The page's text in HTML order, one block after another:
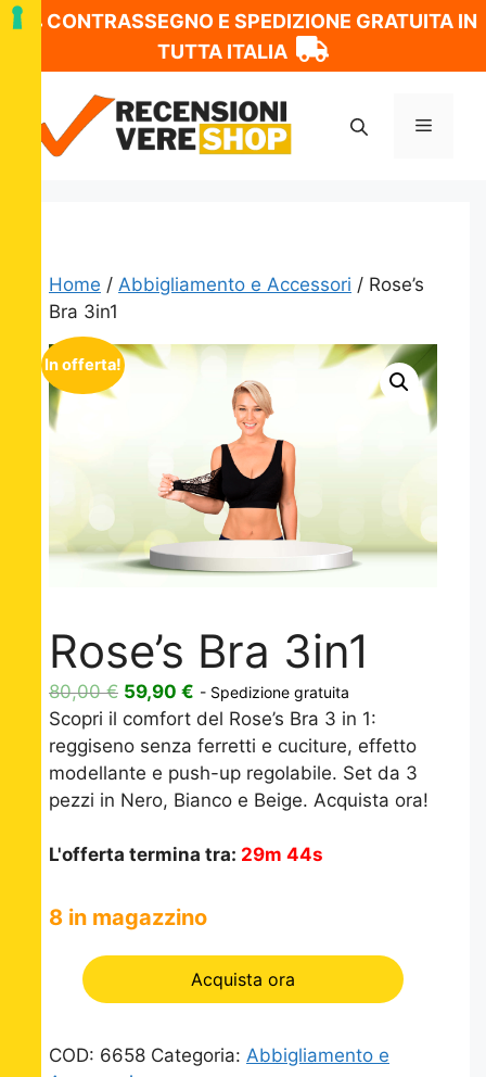
CONTRASSEGNO E SPEDIZIONE GRATUITA IN
TUTTA ITALIA
contenuto
Menu
Home / Abbigliamento e Accessori / Rose’s
Bra 3in1
In offerta!
Rose’s Bra 3in1
80,00€ Il
prezzo
originale
era:
80,00 €.
59,90 € Il
prezzo
attuale
è:
59,90 €.
- Spedizione gratuita
Scopri il comfort del Rose’s Bra 3 in 1:
reggiseno senza ferretti e cuciture, effetto
modellante e push-up regolabile. Set da 3
pezzi in Nero, Bianco e Beige. Acquista ora!
L'offerta termina tra: 29m 44s
8 in magazzino
Acquista ora
COD: 6658 Categoria: Abbigliamento e